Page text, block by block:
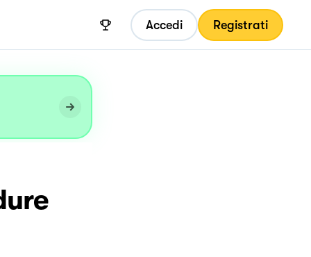
Accedi Registrati